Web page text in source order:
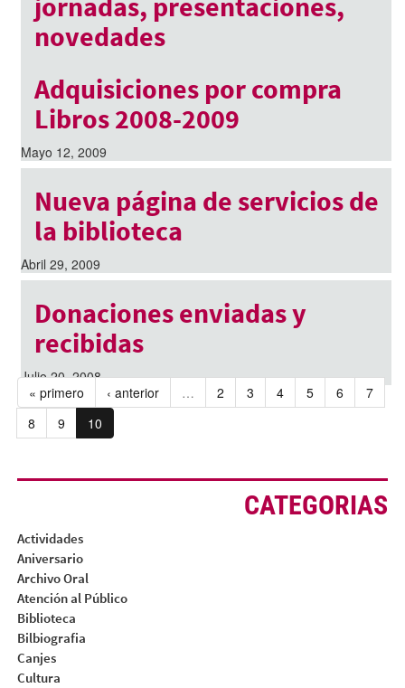
novedades
Adquisiciones por compra
Libros 2008-2009
Mayo 12, 2009
Nueva página de servicios de
la biblioteca
Abril 29, 2009
Donaciones enviadas y
recibidas
Julio 20, 2008
« primero
‹ anterior … 2 3 4 5 6
7
8
9 10
CATEGORIAS
Actividades
Aniversario
Archivo Oral
Atención al Público
Biblioteca
Bilbiografia
Canjes
Cultura